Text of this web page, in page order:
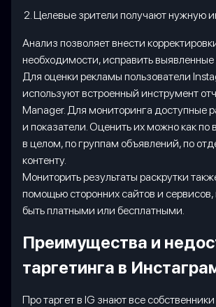
Целевые зрители получают нужную
Анализ позволяет внести
необходимости, исправить выявленные
Для оценки рекламы пользователи
используют встроенный инструмент
Manager. Для мониторинга доступные
и показатели. Оценить их можно как по
в целом, по группам объявлений, по
контенту.
Мониторить результаты раскрутки
помощью сторонних сайтов и сервисов,
быть платными или бесплатными.
Преимущества и
таргетинга в
Про таргет в IG знают все